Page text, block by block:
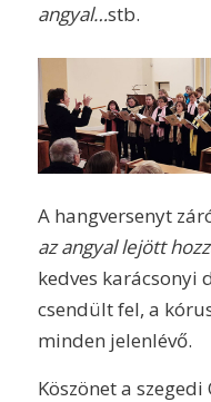
angyal…stb.
A hangversenyt
az angyal lejött
kedves karácsonyi
csendült fel, a
minden jelenlévő.
Köszönet a